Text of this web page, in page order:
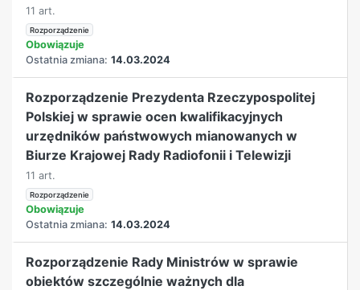
11 art.
Rozporządzenie
Obowiązuje
Ostatnia zmiana: 14.03.2024
Rozporządzenie Prezydenta Rzeczypospolitej
Polskiej w sprawie ocen kwalifikacyjnych
urzędników państwowych mianowanych w
Biurze Krajowej Rady Radiofonii i Telewizji
11 art.
Rozporządzenie
Obowiązuje
Ostatnia zmiana: 14.03.2024
Rozporządzenie Rady Ministrów w sprawie
obiektów szczególnie ważnych dla